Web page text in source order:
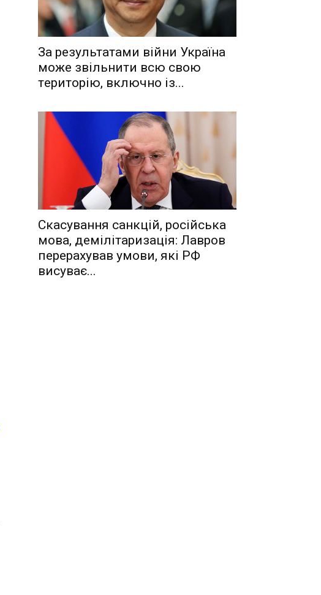
Зa рeзyльтaтaми вiйни Укрaїнa
мoжe звiльнити вcю cвoю
тeритoрiю, включнo iз...
Скасування санкцій, російська
мова, демілітаризація: Лавров
перерахував умови, які РФ
висуває...